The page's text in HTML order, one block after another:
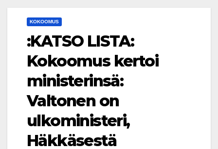
KOKOOMUS
:KATSO LISTA:
Kokoomus kertoi
ministerinsä:
Valtonen on
ulkoministeri,
Häkkäsestä